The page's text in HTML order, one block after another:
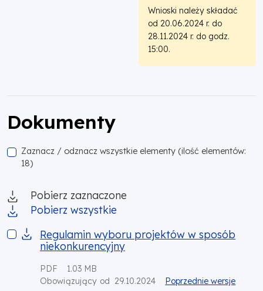
Wnioski należy składać
od 20.06.2024 r. do
28.11.2024 r. do godz.
15:00.
Dokumenty
Zaznacz / odznacz wszystkie elementy (ilość elementów:
18)
Pobierz zaznaczone
Pobierz wszystkie
Regulamin wyboru projektów w sposób niekonkurencyjny
Regulamin wyboru projektów w sposób
niekonkurencyjny
PDF
1.03 MB
Obowiązujący od
29.10.2024 Poprzednie wersje